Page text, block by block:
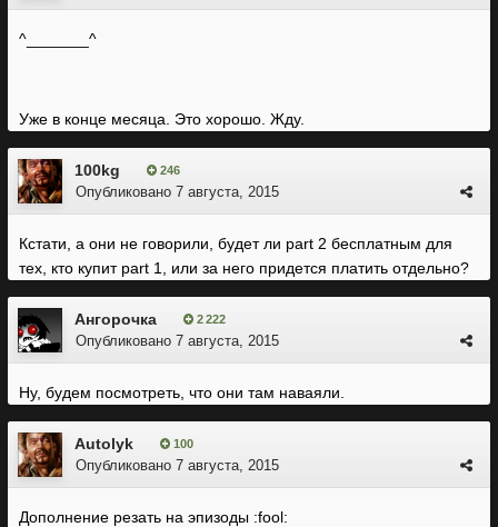
^_______^
Уже в конце месяца. Это хорошо. Жду.
100kg 246
Опубликовано 7 августа, 2015
Кстати, а они не говорили, будет ли part 2 бесплатным для
тех, кто купит part 1, или за него придется платить отдельно?
Ангорочка 2 222
Опубликовано 7 августа, 2015
Ну, будем посмотреть, что они там наваяли.
Autolyk 100
Опубликовано 7 августа, 2015
Дополнение резать на эпизоды :fool: